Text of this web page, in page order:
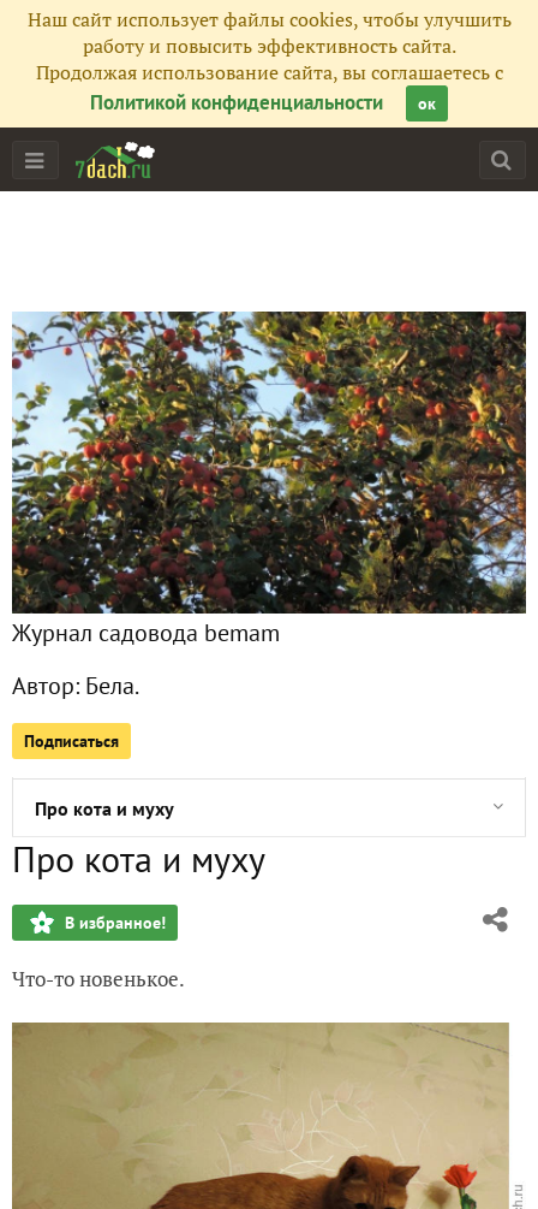
Наш сайт использует файлы cookies, чтобы улучшить
работу и повысить эффективность сайта.
Продолжая использование сайта, вы соглашаетесь с
Политикой конфиденциальности
ок
Журнал садовода bemam
Автор: Бела.
Подписаться
Главная
Фото 277
Сейчас обсуждают
Октябрь. Посадка чеснока по лунному календарю
Ура!!! Получила приз от агрофирмы Поиск!!!!
Первые заготовки, или Остренькая "васаби"
Светлое Воскресенье!
Помидоры "Сто пудов" от «Агрофирмы АЭЛИТА»
Про кота и муху
Акция "Плантация"
Весна пришла!!!!
Отходы в доходы
Мой опыт выращивания чеснока. Продолжение
Чем заболел мой цитрус и как его лечить?
Про кота и муху
В избранное!
Что-то новенькое.